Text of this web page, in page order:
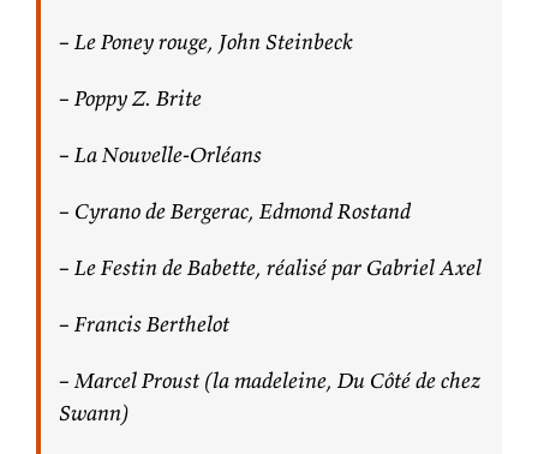
– Le Poney rouge, John Steinbeck
– Poppy Z. Brite
– La Nouvelle-Orléans
– Cyrano de Bergerac, Edmond Rostand
– Le Festin de Babette, réalisé par Gabriel Axel
– Francis Berthelot
– Marcel Proust (la madeleine, Du Côté de chez
Swann)